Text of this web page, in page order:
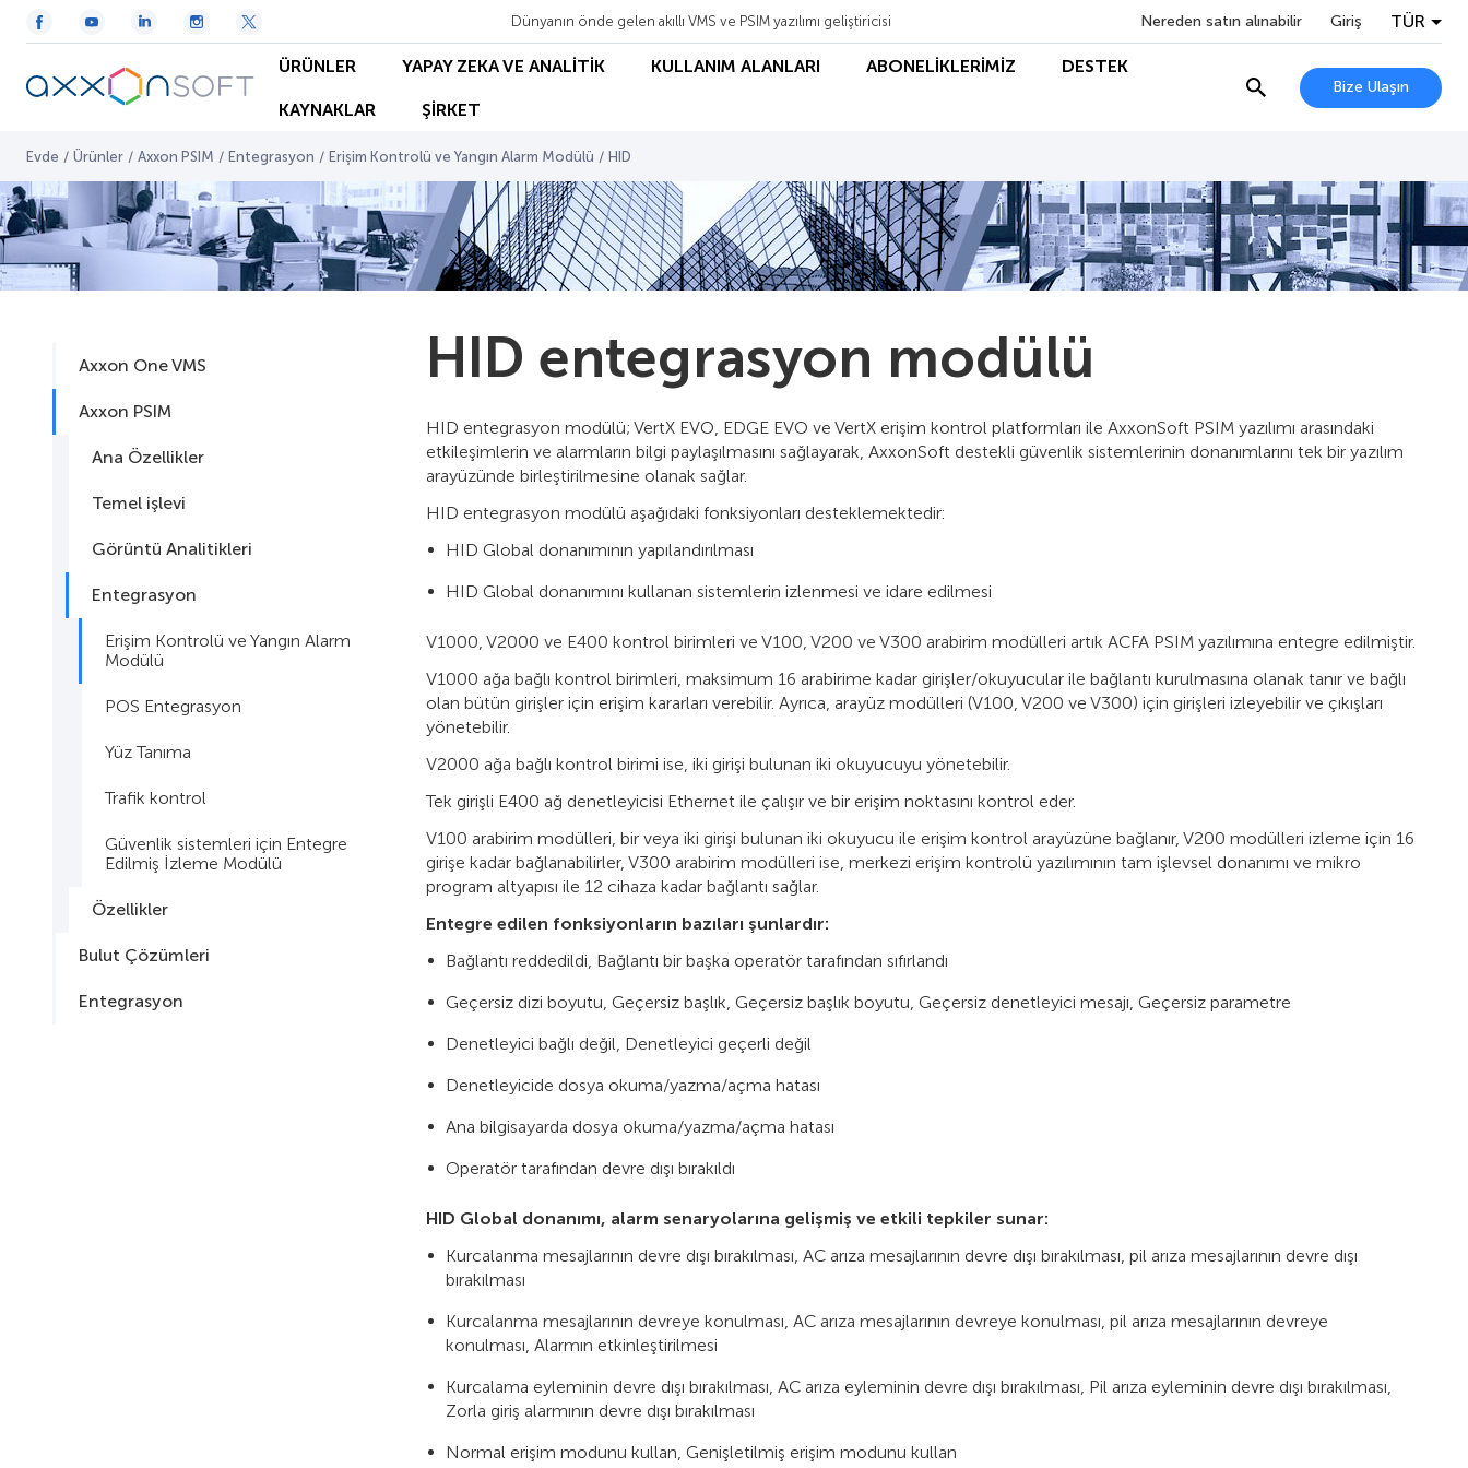
Dünyanın önde gelen akıllı VMS ve PSIM yazılımı geliştiricisi Nereden satın alınabilir Giriş TÜR
ÜRÜNLER YAPAY ZEKA VE ANALİTİK KULLANIM ALANLARI ABONELİKLERİMİZ DESTEK
KAYNAKLAR ŞİRKET
Bize Ulaşın
Evde / Ürünler / Axxon PSIM / Entegrasyon / Erişim Kontrolü ve Yangın Alarm Modülü / HID
Axxon One VMS
Axxon PSIM
Ana Özellikler
Temel işlevi
Görüntü Analitikleri
Entegrasyon
Erişim Kontrolü ve Yangın Alarm
Modülü
POS Entegrasyon
Yüz Tanıma
Trafik kontrol
Güvenlik sistemleri için Entegre
Edilmiş İzleme Modülü
Özellikler
Bulut Çözümleri
Entegrasyon
HID entegrasyon modülü
HID entegrasyon modülü; VertX EVO, EDGE EVO ve VertX erişim kontrol platformları ile AxxonSoft PSIM yazılımı arasındaki
etkileşimlerin ve alarmların bilgi paylaşılmasını sağlayarak, AxxonSoft destekli güvenlik sistemlerinin donanımlarını tek bir yazılım
arayüzünde birleştirilmesine olanak sağlar.
HID entegrasyon modülü aşağıdaki fonksiyonları desteklemektedir:
HID Global donanımının yapılandırılması
HID Global donanımını kullanan sistemlerin izlenmesi ve idare edilmesi
V1000, V2000 ve E400 kontrol birimleri ve V100, V200 ve V300 arabirim modülleri artık ACFA PSIM yazılımına entegre edilmiştir.
V1000 ağa bağlı kontrol birimleri, maksimum 16 arabirime kadar girişler/okuyucular ile bağlantı kurulmasına olanak tanır ve bağlı
olan bütün girişler için erişim kararları verebilir. Ayrıca, arayüz modülleri (V100, V200 ve V300) için girişleri izleyebilir ve çıkışları
yönetebilir.
V2000 ağa bağlı kontrol birimi ise, iki girişi bulunan iki okuyucuyu yönetebilir.
Tek girişli E400 ağ denetleyicisi Ethernet ile çalışır ve bir erişim noktasını kontrol eder.
V100 arabirim modülleri, bir veya iki girişi bulunan iki okuyucu ile erişim kontrol arayüzüne bağlanır, V200 modülleri izleme için 16
girişe kadar bağlanabilirler, V300 arabirim modülleri ise, merkezi erişim kontrolü yazılımının tam işlevsel donanımı ve mikro
program altyapısı ile 12 cihaza kadar bağlantı sağlar.
Entegre edilen fonksiyonların bazıları şunlardır:
Bağlantı reddedildi, Bağlantı bir başka operatör tarafından sıfırlandı
Geçersiz dizi boyutu, Geçersiz başlık, Geçersiz başlık boyutu, Geçersiz denetleyici mesajı, Geçersiz parametre
Denetleyici bağlı değil, Denetleyici geçerli değil
Denetleyicide dosya okuma/yazma/açma hatası
Ana bilgisayarda dosya okuma/yazma/açma hatası
Operatör tarafından devre dışı bırakıldı
HID Global donanımı, alarm senaryolarına gelişmiş ve etkili tepkiler sunar:
Kurcalanma mesajlarının devre dışı bırakılması, AC arıza mesajlarının devre dışı bırakılması, pil arıza mesajlarının devre dışı
bırakılması
Kurcalanma mesajlarının devreye konulması, AC arıza mesajlarının devreye konulması, pil arıza mesajlarının devreye
konulması, Alarmın etkinleştirilmesi
Kurcalama eyleminin devre dışı bırakılması, AC arıza eyleminin devre dışı bırakılması, Pil arıza eyleminin devre dışı bırakılması,
Zorla giriş alarmının devre dışı bırakılması
Normal erişim modunu kullan, Genişletilmiş erişim modunu kullan